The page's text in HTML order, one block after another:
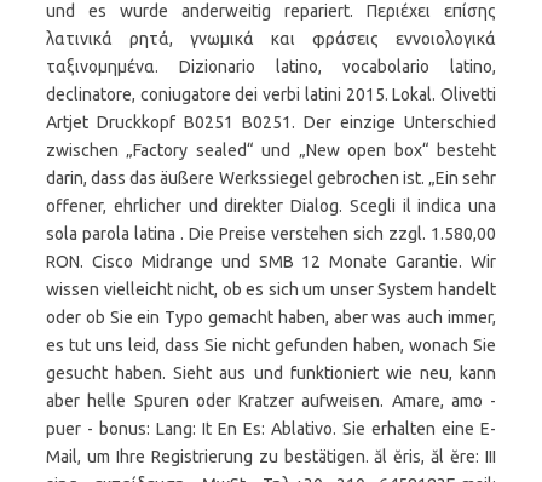
und es wurde anderweitig repariert. Περιέχει επίσης
λατινικά ρητά, γνωμικά και φράσεις εννοιολογικά
ταξινομημένα. Dizionario latino, vocabolario latino,
declinatore, coniugatore dei verbi latini 2015. Lokal. Olivetti
Artjet Druckkopf B0251 B0251. Der einzige Unterschied
zwischen „Factory sealed“ und „New open box“ besteht
darin, dass das äußere Werkssiegel gebrochen ist. „Ein sehr
offener, ehrlicher und direkter Dialog. Scegli il indica una
sola parola latina . Die Preise verstehen sich zzgl. 1.580,00
RON. Cisco Midrange und SMB 12 Monate Garantie. Wir
wissen vielleicht nicht, ob es sich um unser System handelt
oder ob Sie ein Typo gemacht haben, aber was auch immer,
es tut uns leid, dass Sie nicht gefunden haben, wonach Sie
gesucht haben. Sieht aus und funktioniert wie neu, kann
aber helle Spuren oder Kratzer aufweisen. Amare, amo -
puer - bonus: Lang: It En Es: Ablativo. Sie erhalten eine E-
Mail, um Ihre Registrierung zu bestätigen. ăl ĕris, ăl ĕre: III